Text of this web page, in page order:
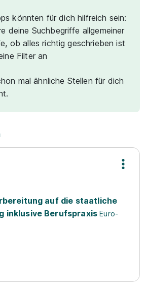
könnten für dich hilfreich sein:
deine Suchbegriffe allgemeiner
ob alles richtig geschrieben ist
Filter an
mal ähnliche Stellen für dich
auf die staatliche
inklusive Berufspraxis Euro-